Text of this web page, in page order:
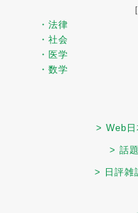
・法律
・社会
・医学
・数学
> Web
> 話
> 日評雑